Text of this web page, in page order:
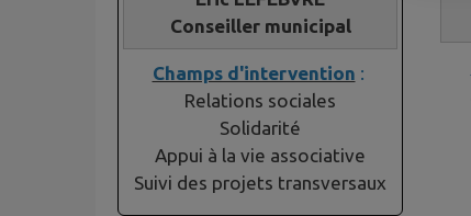
Conseiller municipal
Champs d'intervention :
Relations sociales
Solidarité
Appui à la vie associative
Suivi des projets transversaux